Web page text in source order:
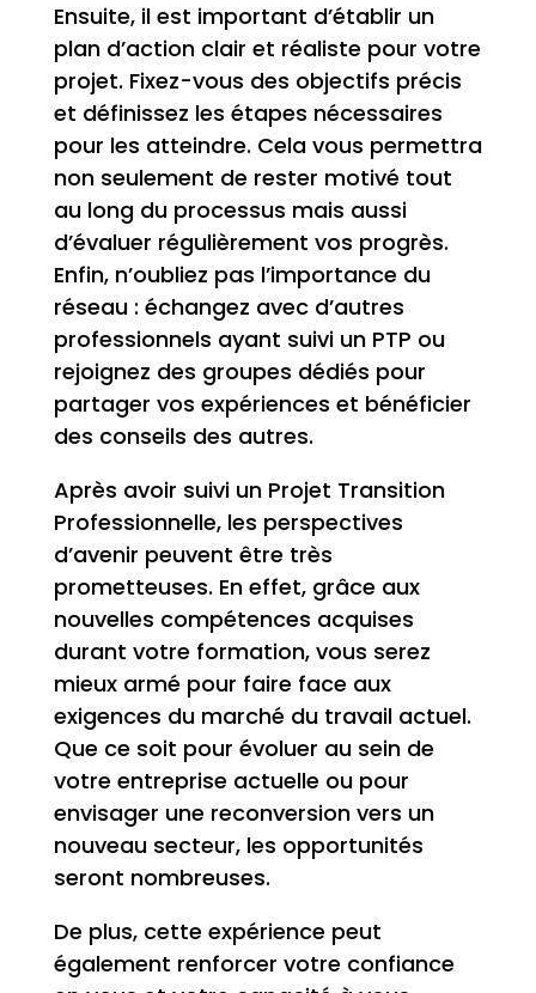
Ensuite, il est important d’établir un
plan d’action clair et réaliste pour votre
projet. Fixez-vous des objectifs précis
et définissez les étapes nécessaires
pour les atteindre. Cela vous permettra
non seulement de rester motivé tout
au long du processus mais aussi
d’évaluer régulièrement vos progrès.
Enfin, n’oubliez pas l’importance du
réseau : échangez avec d’autres
professionnels ayant suivi un PTP ou
rejoignez des groupes dédiés pour
partager vos expériences et bénéficier
des conseils des autres.
Après avoir suivi un Projet Transition
Professionnelle, les perspectives
d’avenir peuvent être très
prometteuses. En effet, grâce aux
nouvelles compétences acquises
durant votre formation, vous serez
mieux armé pour faire face aux
exigences du marché du travail actuel.
Que ce soit pour évoluer au sein de
votre entreprise actuelle ou pour
envisager une reconversion vers un
nouveau secteur, les opportunités
seront nombreuses.
De plus, cette expérience peut
également renforcer votre confiance